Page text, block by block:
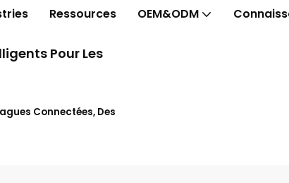
Ressources OEM&ODM
Pour Les
Connectées, Des